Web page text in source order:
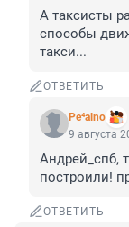
А таксисты
способы
такси...
ОТВЕТИТЬ
Pe⁴alno
9 августа
Андрей_спб,
построили!
ОТВЕТИТЬ